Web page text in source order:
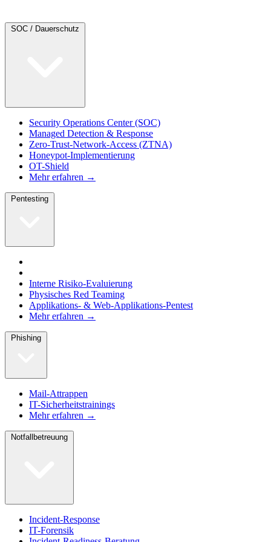
Security Operations Center (SOC)
Managed Detection & Response
Zero-Trust-Network-Access (ZTNA)
Honeypot-Implementierung
OT-Shield
Mehr erfahren →
Interne Risiko-Evaluierung
Physisches Red Teaming
Applikations- & Web-Applikations-Pentest
Mehr erfahren →
Mail-Attrappen
IT-Sicherheitstrainings
Mehr erfahren →
Incident-Response
IT-Forensik